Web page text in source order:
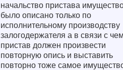
начальство пристава
было описано только по
исполнительному производству
залогодержателя а в связи с
пристав должен произвести
повторную опись и выставить
повторно тоже самое